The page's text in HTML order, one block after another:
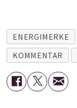
ENERGIMERKE
KOMMENTAR